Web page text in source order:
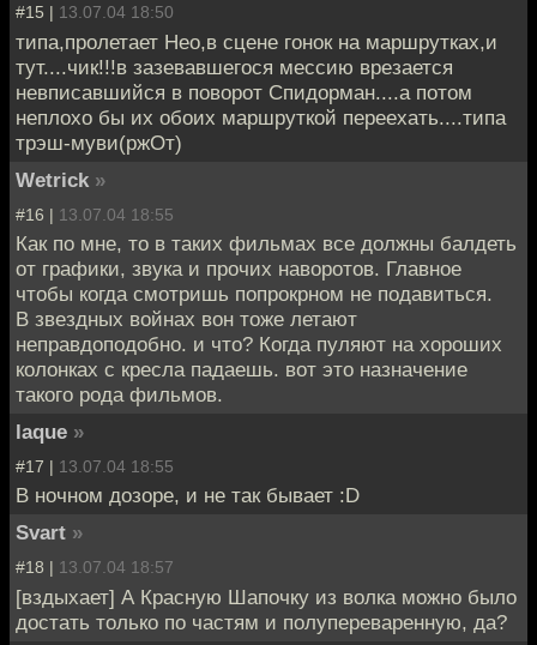
#15 | 13.07.04 18:50
типа,пролетает Нео,в сцене гонок на маршрутках,и
тут....чик!!!в зазевавшегося мессию врезается
невписавшийся в поворот Спидорман....а потом
неплохо бы их обоих маршруткой переехать....типа
трэш-муви(ржОт)
Wetrick »
#16 | 13.07.04 18:55
Как по мне, то в таких фильмах все должны балдеть
от графики, звука и прочих наворотов. Главное
чтобы когда смотришь попрокрном не подавиться.
В звездных войнах вон тоже летают
неправдоподобно. и что? Когда пуляют на хороших
колонках с кресла падаешь. вот это назначение
такого рода фильмов.
laque »
#17 | 13.07.04 18:55
В ночном дозоре, и не так бывает :D
Svart »
#18 | 13.07.04 18:57
[вздыхает] А Красную Шапочку из волка можно было
достать только по частям и полупереваренную, да?